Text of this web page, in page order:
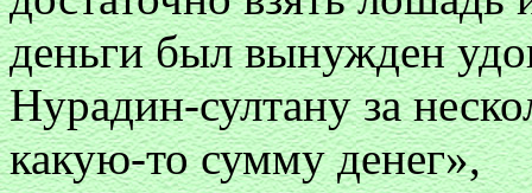
деньги был вынужден
Нурадин-султану за
какую-то сумму денег»,